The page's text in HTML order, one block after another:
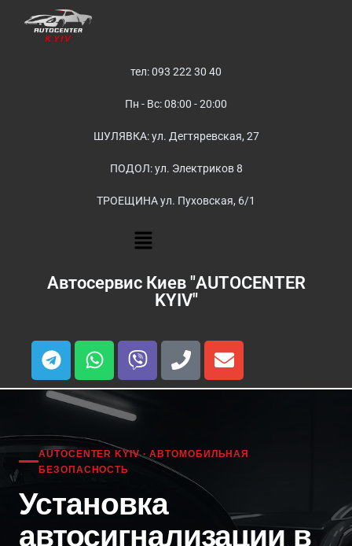
тел: 093 222 30 40
Пн - Вс: 08:00 - 20:00
ШУЛЯВКА: ул. Дегтяревская, 27
ПОДОЛ: ул. Электриков 8
ТРОЕЩИНА ул. Пуховская, 6/1
Автосервис Киев "AUTOCENTER
KYIV"
AUTOCENTER KYIV · АВТОМОБИЛЬНАЯ
БЕЗОПАСНОСТЬ
Установка
автосигнализации в